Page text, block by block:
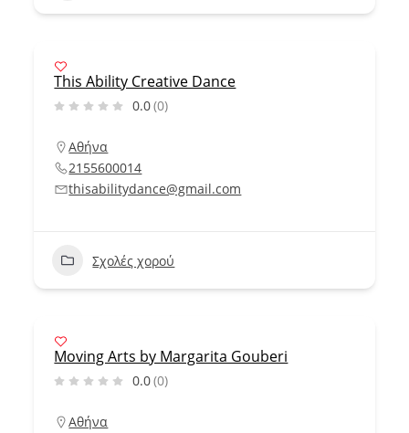
This Ability Creative Dance
0.0(0)
Αθήνα
2155600014
thisabilitydance@gmail.com
Σχολές χορού
Moving Arts by Margarita Gouberi
0.0(0)
Αθήνα